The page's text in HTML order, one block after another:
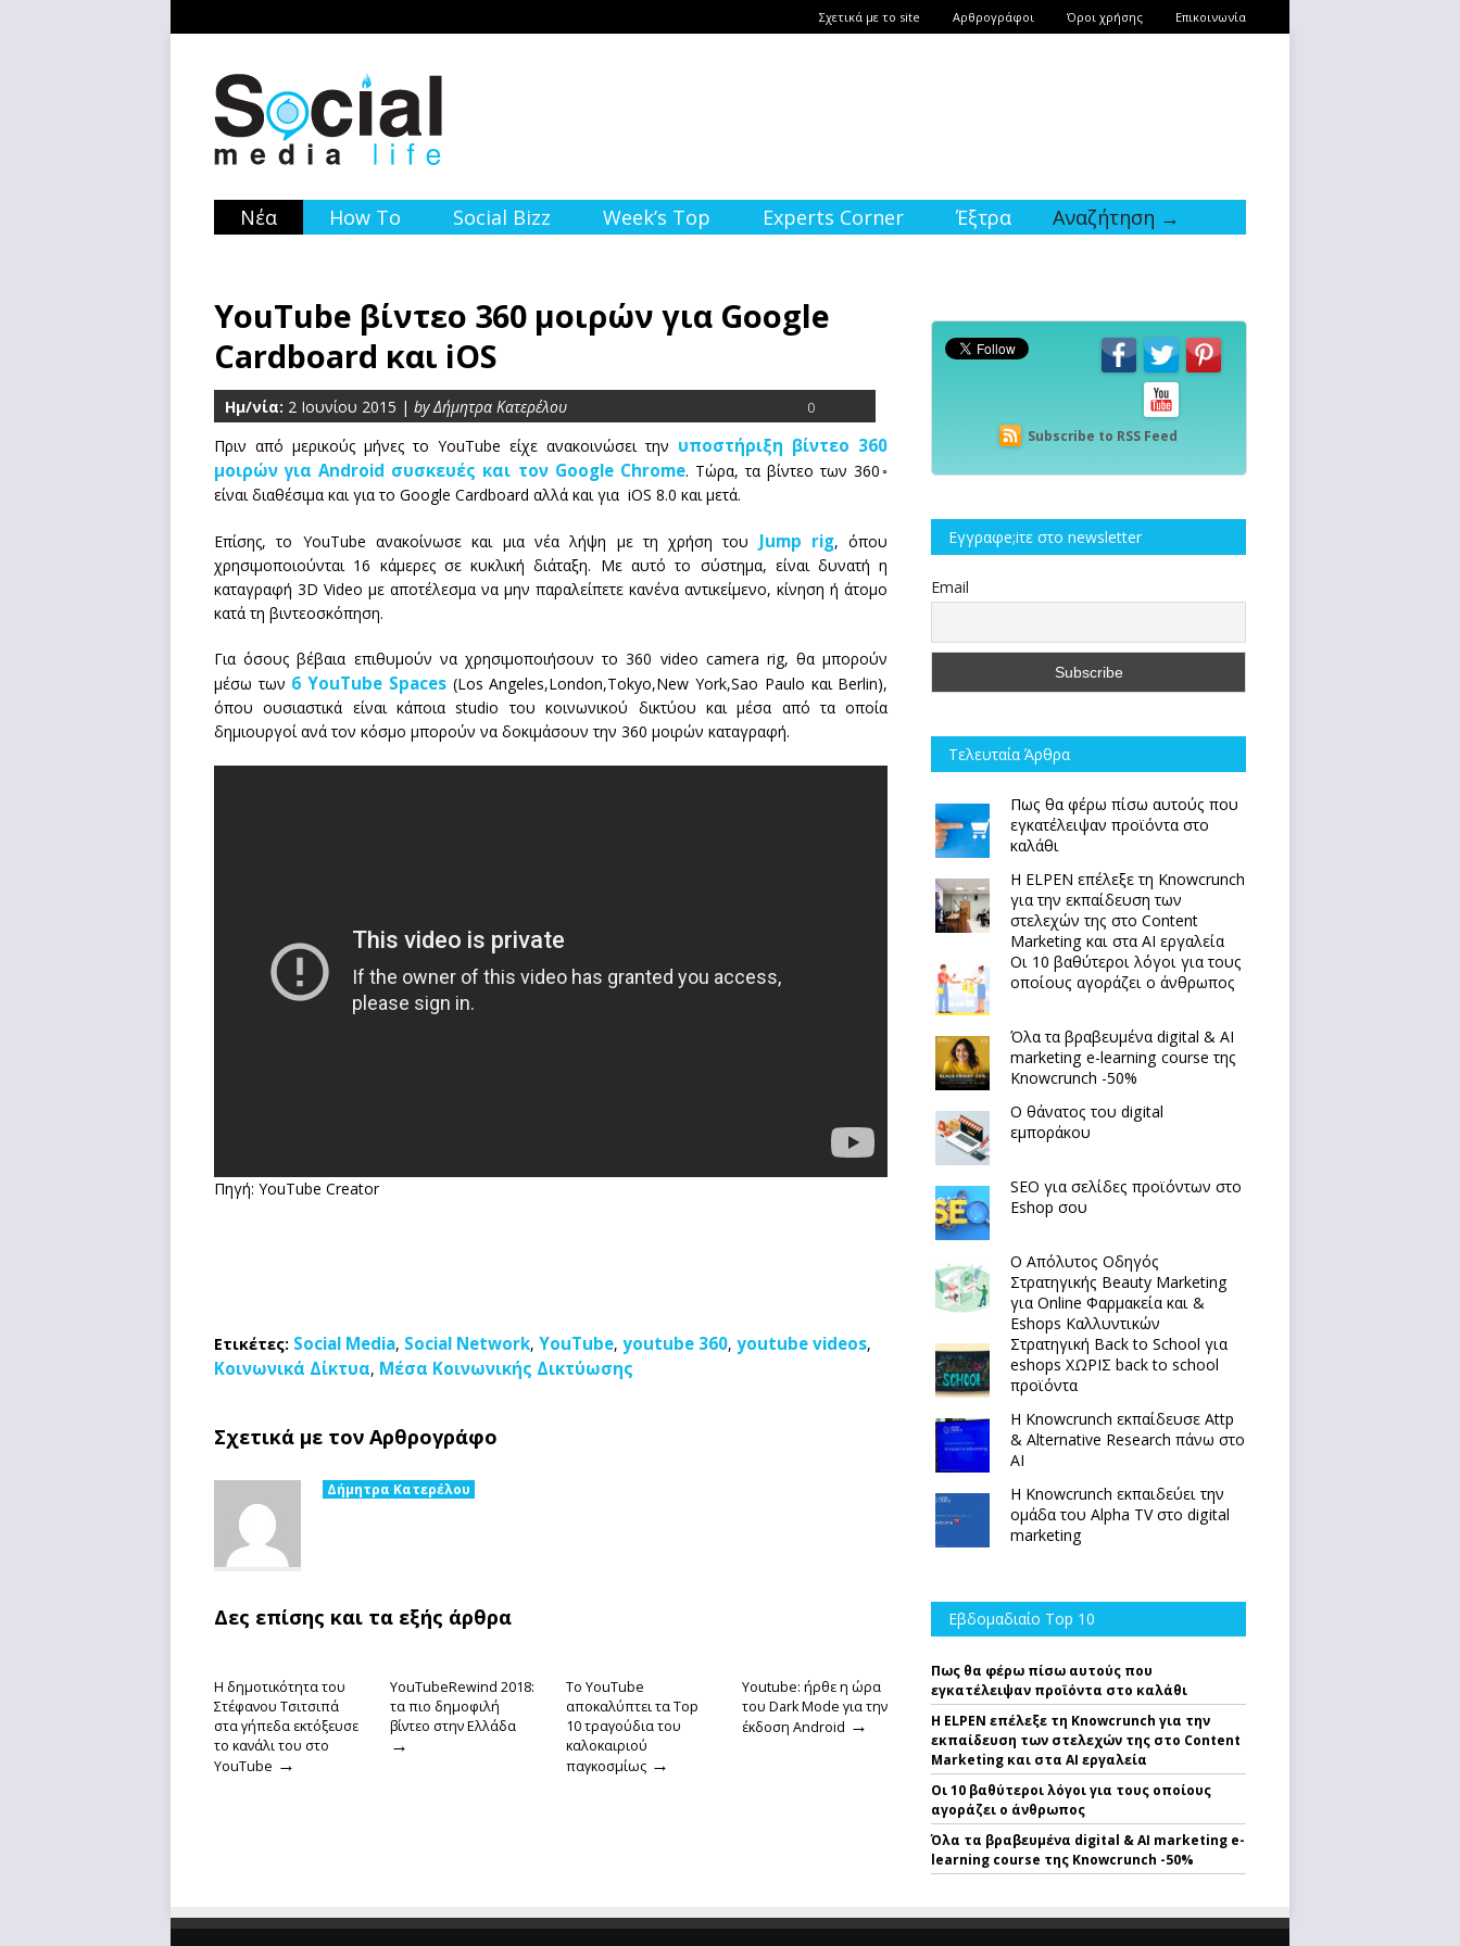
Σχετικά με το site Αρθρογράφοι Όροι χρήσης Επικοινωνία
Νέα How To Social Bizz Week’s Top Experts Corner Έξτρα Αναζήτηση →
YouΤube βίντεο 360 μοιρών για Google
Cardboard και iOS
Ημ/νία: 2 Ιουνίου 2015 | by Δήμητρα Κατερέλου 0
Πριν από μερικούς μήνες το YouTube είχε ανακοινώσει την υποστήριξη βίντεο 360
μοιρών για Android συσκευές και τον Google Chrome. Τώρα, τα βίντεο των 360◦
είναι διαθέσιμα και για το Google Cardboard αλλά και για iOS 8.0 και μετά.
Επίσης, το YouTube ανακοίνωσε και μια νέα λήψη με τη χρήση του Jump rig, όπου
χρησιμοποιούνται 16 κάμερες σε κυκλική διάταξη. Με αυτό το σύστημα, είναι δυνατή η
καταγραφή 3D Video με αποτέλεσμα να μην παραλείπετε κανένα αντικείμενο, κίνηση ή άτομο
κατά τη βιντεοσκόπηση.
Για όσους βέβαια επιθυμούν να χρησιμοποιήσουν το 360 video camera rig, θα μπορούν
μέσω των 6 YouTube Spaces(Los Angeles,London,Tokyo,New York,Sao Paulo και Berlin),
όπου ουσιαστικά είναι κάποια studio του κοινωνικού δικτύου και μέσα από τα οποία
δημιουργοί ανά τον κόσμο μπορούν να δοκιμάσουν την 360 μοιρών καταγραφή.
Πηγή: YouTube Creator
Ετικέτες: Social Media, Social Network, YouTube, youtube 360, youtube videos,
Κοινωνικά Δίκτυα, Μέσα Κοινωνικής Δικτύωσης
Σχετικά με τον Αρθρογράφο
Δήμητρα Κατερέλου
Δες επίσης και τα εξής άρθρα
Η δημοτικότητα του
Στέφανου Τσιτσιπά
στα γήπεδα εκτόξευσε
το κανάλι του στο
YouTube →
YouTubeRewind 2018:
τα πιο δημοφιλή
βίντεο στην Ελλάδα
→
To YouTube
αποκαλύπτει τα Top
10 τραγούδια του
καλοκαιριού
παγκοσμίως →
Youtube: ήρθε η ώρα
του Dark Mode για την
έκδοση Android →
Subscribe to RSS Feed
Εγγραφe;iτε στο newsletter
Email
Τελευταία Άρθρα
Πως θα φέρω πίσω αυτούς που
εγκατέλειψαν προϊόντα στο
καλάθι
Η ELPEN επέλεξε τη Knowcrunch
για την εκπαίδευση των
στελεχών της στο Content
Marketing και στα AI εργαλεία
Οι 10 βαθύτεροι λόγοι για τους
οποίους αγοράζει ο άνθρωπος
Όλα τα βραβευμένα digital & AI
marketing e-learning course της
Knowcrunch -50%
Ο θάνατος του digital
εμποράκου
SEO για σελίδες προϊόντων στο
Eshop σου
Ο Απόλυτoς Οδηγός
Στρατηγικής Beauty Marketing
για Online Φαρμακεία και &
Eshops Καλλυντικών
Στρατηγική Back to School για
eshops ΧΩΡΙΣ back to school
προϊόντα
Η Knowcrunch εκπαίδευσε Attp
& Alternative Research πάνω στο
ΑΙ
Η Knowcrunch εκπαιδεύει την
ομάδα του Alpha TV στο digital
marketing
Εβδομαδιαίο Top 10
Πως θα φέρω πίσω αυτούς που
εγκατέλειψαν προϊόντα στο καλάθι
Η ELPEN επέλεξε τη Knowcrunch για την
εκπαίδευση των στελεχών της στο Content
Marketing και στα AI εργαλεία
Οι 10 βαθύτεροι λόγοι για τους οποίους
αγοράζει ο άνθρωπος
Όλα τα βραβευμένα digital & AI marketing e-
learning course της Knowcrunch -50%